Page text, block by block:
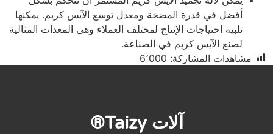
أفضل في قدرة المضخة ومعدل توسع الآيس كريم. يمكنها
تلبية احتياجات الإنتاج لمختلف العملاء وهي المعدات المثالية
لصنع الآيس كريم في الصناعة.
مشاهدات المشاركة: 6٬000
آلات Taizy®